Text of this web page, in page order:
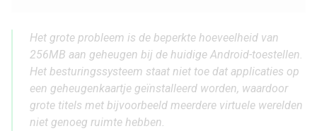
Het grote probleem is de beperkte hoeveelheid van
256MB aan geheugen bij de huidige Android-toestellen.
Het besturingssysteem staat niet toe dat applicaties op
een geheugenkaartje geïnstalleerd worden, waardoor
grote titels met bijvoorbeeld meerdere virtuele werelden
niet genoeg ruimte hebben.